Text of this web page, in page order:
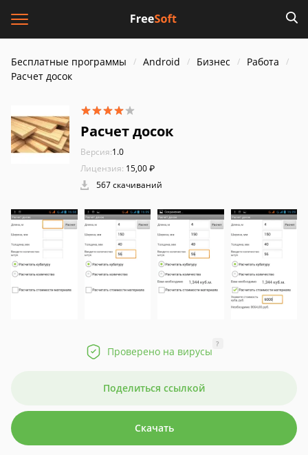
Бесплатные программы Android Бизнес
Работа
Расчет досок
Расчет досок
Версия:1.0
Лицензия: 15,00 ₽
567 скачиваний
Проверено на вирусы
?
Поделиться ссылкой
Скачать